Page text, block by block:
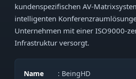
kundenspezifischen AV-
intelligenten
Unternehmen mit einer ISO9000-
Infrastruktur versorgt.
Name
: BeingHD